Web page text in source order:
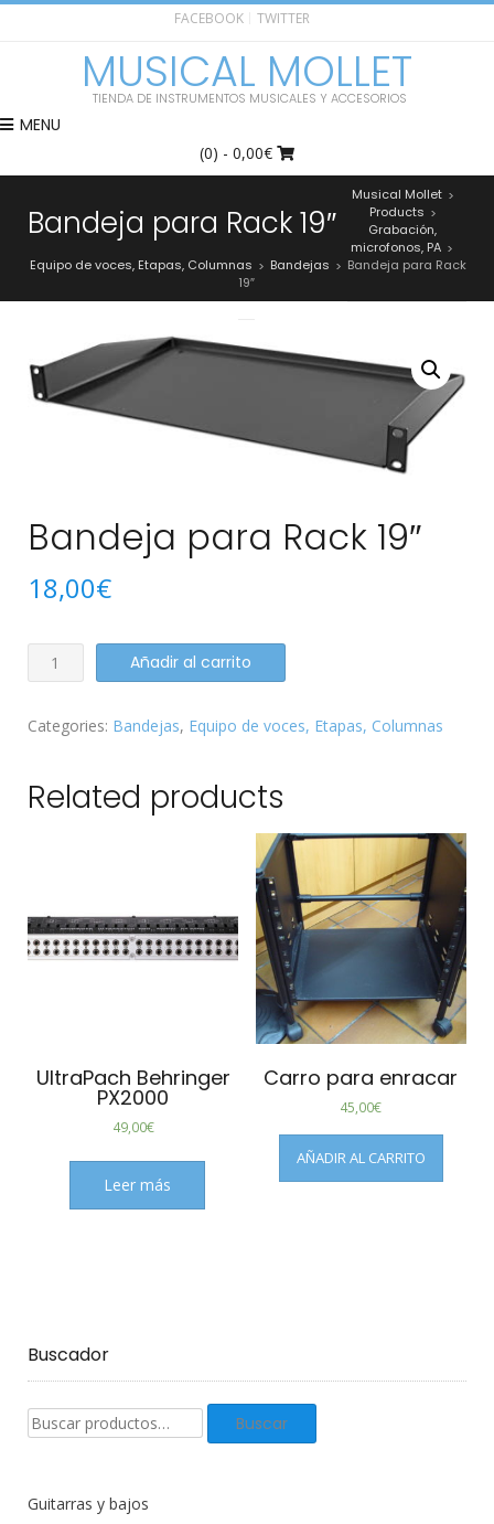
FACEBOOK TWITTER
MUSICAL MOLLET
TIENDA DE INSTRUMENTOS MUSICALES Y ACCESORIOS
MENU
(0) - 0,00€
Bandeja para Rack 19″
Musical Mollet >
Products >
Grabación,
microfonos, PA >
Equipo de voces, Etapas, Columnas > Bandejas > Bandeja para Rack
19″
Bandeja para Rack 19″
18,00€
Bandeja
para
19"
Añadir al carrito
Categories: Bandejas, Equipo de voces, Etapas, Columnas
Related products
UltraPach Behringer
PX2000
49,00€
Leer más
Carro para enracar
45,00€
AÑADIR AL CARRITO
Buscador
Buscar
productos:
Buscar
Guitarras y bajos